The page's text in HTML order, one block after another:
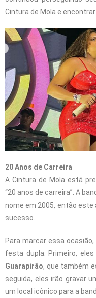
Cintura de Mola e
20 Anos de Carreira
A Cintura de Mola está
“20 anos de carreira”. A
nome em 2005, então este
sucesso.
Para marcar essa
festa dupla. Primeiro,
Guarapirão, que também
seguida, eles irão gravar
um local icônico para a